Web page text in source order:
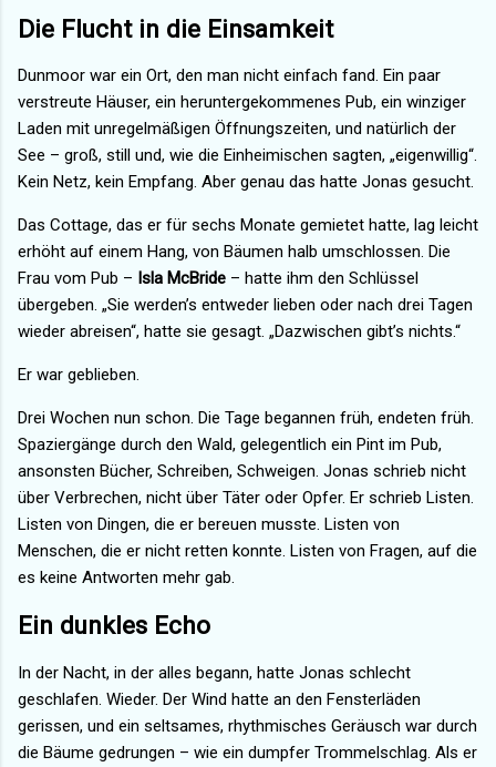
Die Flucht in die Einsamkeit
Dunmoor war ein Ort, den man nicht einfach fand. Ein paar
verstreute Häuser, ein heruntergekommenes Pub, ein winziger
Laden mit unregelmäßigen Öffnungszeiten, und natürlich der
See – groß, still und, wie die Einheimischen sagten, „eigenwillig“.
Kein Netz, kein Empfang. Aber genau das hatte Jonas gesucht.
Das Cottage, das er für sechs Monate gemietet hatte, lag leicht
erhöht auf einem Hang, von Bäumen halb umschlossen. Die
Frau vom Pub – Isla McBride – hatte ihm den Schlüssel
übergeben. „Sie werden’s entweder lieben oder nach drei Tagen
wieder abreisen“, hatte sie gesagt. „Dazwischen gibt’s nichts.“
Er war geblieben.
Drei Wochen nun schon. Die Tage begannen früh, endeten früh.
Spaziergänge durch den Wald, gelegentlich ein Pint im Pub,
ansonsten Bücher, Schreiben, Schweigen. Jonas schrieb nicht
über Verbrechen, nicht über Täter oder Opfer. Er schrieb Listen.
Listen von Dingen, die er bereuen musste. Listen von
Menschen, die er nicht retten konnte. Listen von Fragen, auf die
es keine Antworten mehr gab.
Ein dunkles Echo
In der Nacht, in der alles begann, hatte Jonas schlecht
geschlafen. Wieder. Der Wind hatte an den Fensterläden
gerissen, und ein seltsames, rhythmisches Geräusch war durch
die Bäume gedrungen – wie ein dumpfer Trommelschlag. Als er